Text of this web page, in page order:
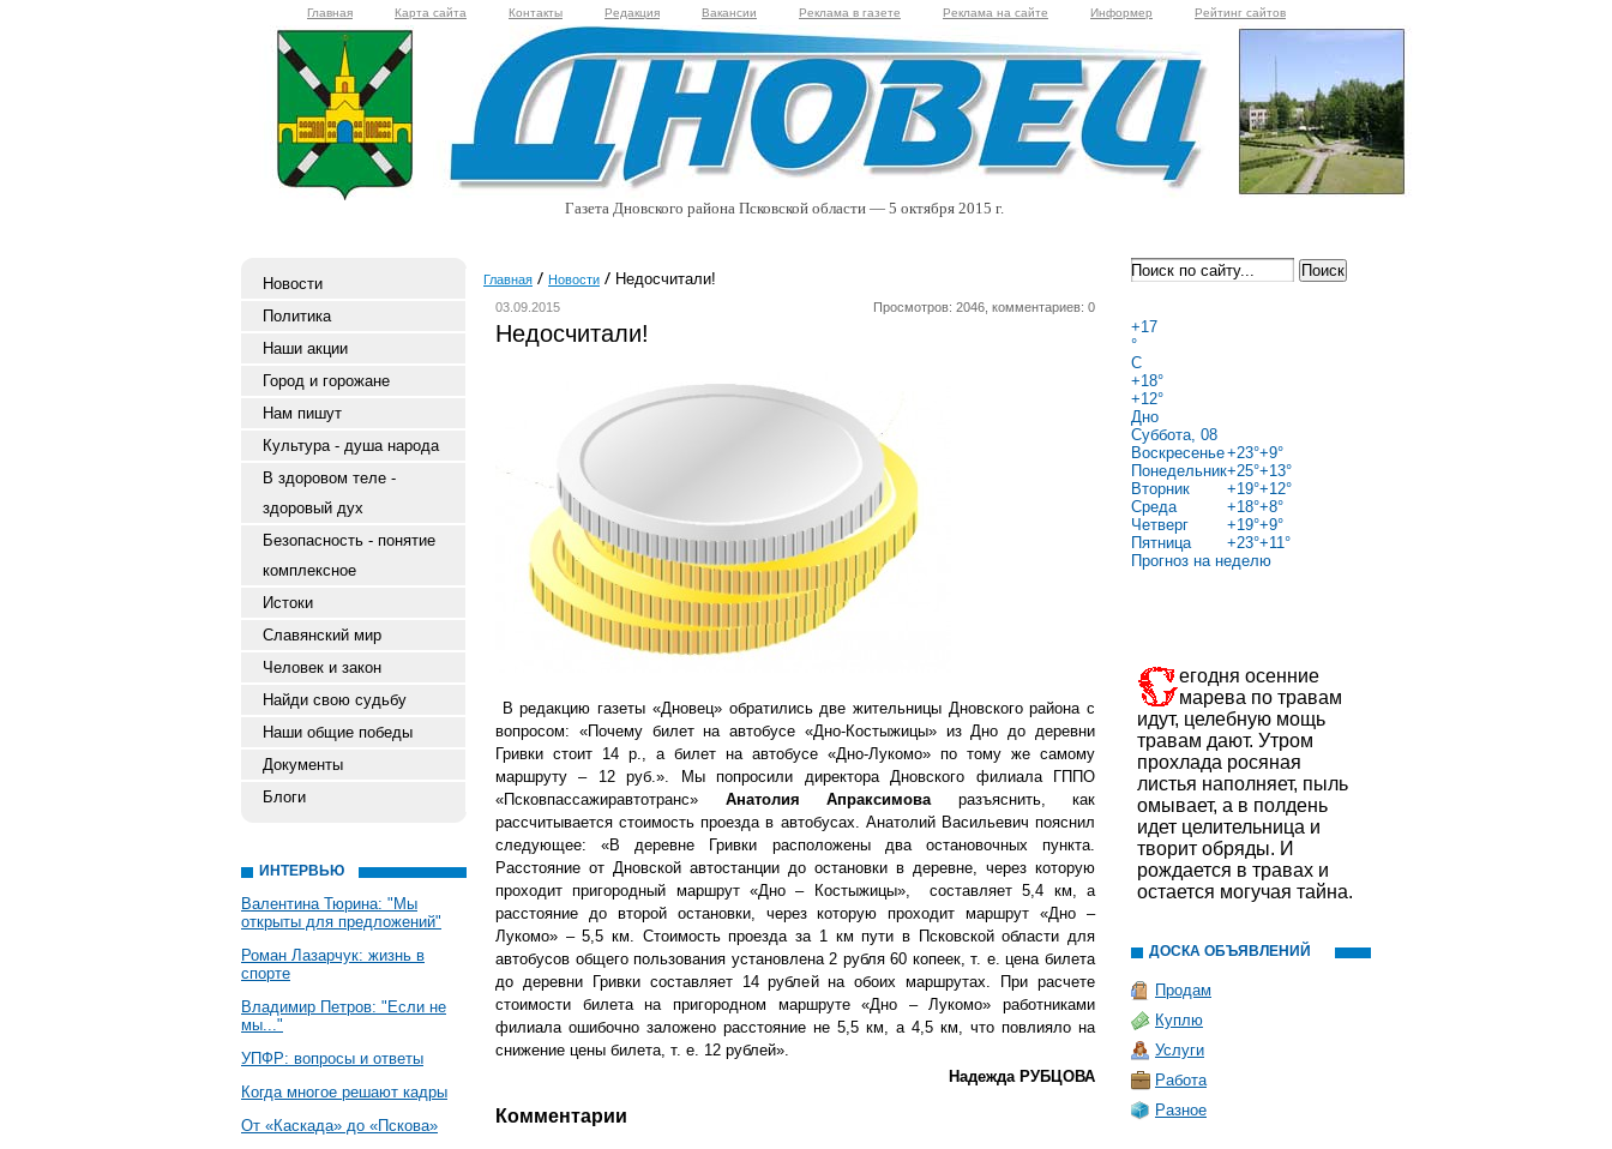
Главная Карта сайта Контакты Редакция Вакансии Реклама в газете Реклама на сайте Информер Рейтинг сайтов
Газета Дновского района Псковской области — 5 октября 2015 г.
Новости
Политика
Наши акции
Город и горожане
Нам пишут
Культура - душа народа
В здоровом теле -
здоровый дух
Безопасность - понятие
комплексное
Истоки
Славянский мир
Человек и закон
Найди свою судьбу
Наши общие победы
Документы
Блоги
ИНТЕРВЬЮ
Валентина Тюрина: "Мы
открыты для предложений"
Роман Лазарчук: жизнь в
спорте
Владимир Петров: "Если не
мы..."
УПФР: вопросы и ответы
Когда многое решают кадры
От «Каскада» до «Пскова»
Главная Новости Недосчитали!
03.09.2015 Просмотров: 2046, комментариев: 0
Недосчитали!
В редакцию газеты «Дновец» обратились две жительницы Дновского района с
вопросом: «Почему билет на автобусе «Дно-Костыжицы» из Дно до деревни
Гривки стоит 14 р., а билет на автобусе «Дно-Лукомо» по тому же самому
маршруту – 12 руб.». Мы попросили директора Дновского филиала ГППО
«Псковпассажиравтотранс» Анатолия Апраксимоваразъяснить, как
рассчитывается стоимость проезда в автобусах. Анатолий Васильевич пояснил
следующее: «В деревне Гривки расположены два остановочных пункта.
Расстояние от Дновской автостанции до остановки в деревне, через которую
проходит пригородный маршрут «Дно – Костыжицы», составляет 5,4 км, а
расстояние до второй остановки, через которую проходит маршрут «Дно –
Лукомо» – 5,5 км. Стоимость проезда за 1 км пути в Псковской области для
автобусов общего пользования установлена 2 рубля 60 копеек, т. е. цена билета
до деревни Гривки составляет 14 рублей на обоих маршрутах. При расчете
стоимости билета на пригородном маршруте «Дно – Лукомо» работниками
филиала ошибочно заложено расстояние не 5,5 км, а 4,5 км, что повлияло на
снижение цены билета, т. е. 12 рублей».
Надежда РУБЦОВА
Комментарии
+17
°
C
+18°
+12°
Дно
Суббота, 08
Воскресенье+23°+9°
Понедельник+25°+13°
Вторник
+19°+12°
Среда
+18°+8°
Четверг
+19°+9°
Пятница
+23°+11°
Прогноз на неделю
егодня осенние
марева по травам
идут, целебную мощь
травам дают. Утром
прохлада росяная
листья наполняет, пыль
омывает, а в полдень
идет целительница и
творит обряды. И
рождается в травах и
остается могучая тайна.
ДОСКА ОБЪЯВЛЕНИЙ
Продам
Куплю
Услуги
Работа
Разное